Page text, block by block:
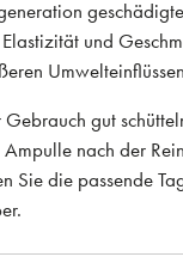
und
Umwelteinflüssen
Gebrauch gut
nach der
Sie die passende